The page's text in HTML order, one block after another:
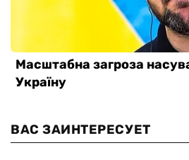
ВАС ЗАИНТЕРЕСУЕТ